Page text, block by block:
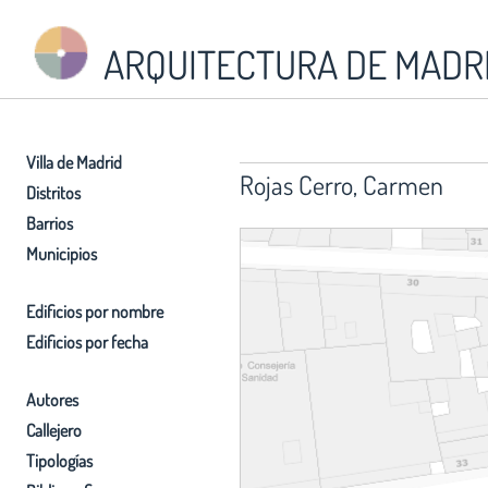
ARQUITECTURA DE
Villa de Madrid
Distritos
Barrios
Municipios
Edificios por nombre
Edificios por fecha
Autores
Callejero
Tipologías
Rojas Cerro, Carmen